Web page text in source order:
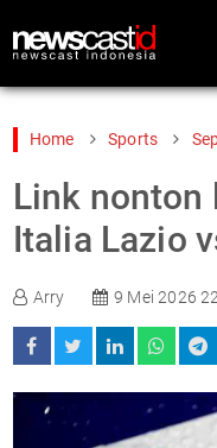
Home
Games
Home Sports
Link nonton
Italia Lazio
Arry 9 Mei 2026